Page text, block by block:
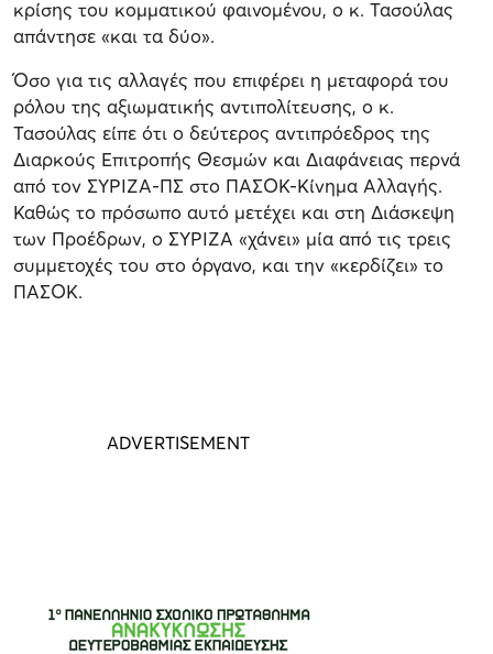
κρίσης του κομματικού φαινομένου, ο κ. Τασούλας
απάντησε «και τα δύο».
Όσο για τις αλλαγές που επιφέρει η μεταφορά του
ρόλου της αξιωματικής αντιπολίτευσης, ο κ.
Τασούλας είπε ότι ο δεύτερος αντιπρόεδρος της
Διαρκούς Επιτροπής Θεσμών και Διαφάνειας περνά
από τον ΣΥΡΙΖΑ-ΠΣ στο ΠΑΣΟΚ-Κίνημα Αλλαγής.
Καθώς το πρόσωπο αυτό μετέχει και στη Διάσκεψη
των Προέδρων, ο ΣΥΡΙΖΑ «χάνει» μία από τις τρεις
συμμετοχές του στο όργανο, και την «κερδίζει» το
ΠΑΣΟΚ.